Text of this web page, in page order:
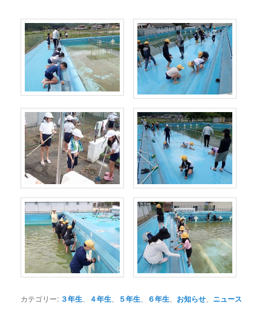
カテゴリー: ３年生 ４年生 ５年生 ６年生 お知らせ ニュース